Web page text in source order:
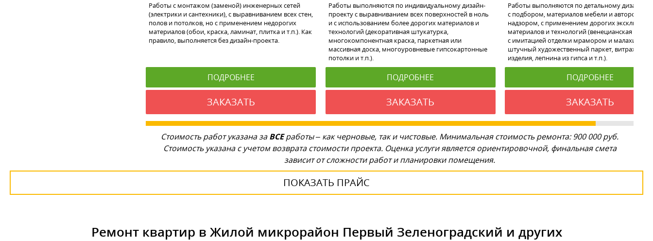
Работы с монтажом (заменой) инженерных сетей
(электрики и сантехники), с выравниванием всех стен,
полов и потолков, но с применением недорогих
материалов (обои, краска, ламинат, плитка и т.п.). Как
правило, выполняется без дизайн-проекта.
ПОДРОБНЕЕ
ЗАКАЗАТЬ
Работы выполняются по индивидуальному дизайн-
проекту с выравниванием всех поверхностей в ноль
и с использованием более дорогих материалов и
технологий (декоративная штукатурка,
многокомпонентная краска, паркетная или
массивная доска, многоуровневые гипсокартонные
потолки и т.п.).
ПОДРОБНЕЕ
ЗАКАЗАТЬ
Работы выполняются по детальному дизайн-
с подбором, материалов мебели и авторским
надзором, с применением дорогих
материалов и технологий (венецианская
с имитацией отделки мрамором и малахитом,
штучный художественный паркет, витражи,
изделия, лепнина из гипса и т.п.).
ПОДРОБНЕЕ
ЗАКАЗАТЬ
Стоимость работ указана заВСЕработы – как черновые, так и чистовые. Минимальная стоимость ремонта: 900 000 руб.
Стоимость указана с учетом возврата стоимости проекта. Оценка услуги является ориентировочной, финальная смета
зависит от сложности работ и планировки помещения.
ПОКАЗАТЬ ПРАЙС
Ремонт квартир в Жилой микрорайон Первый Зеленоградский и других